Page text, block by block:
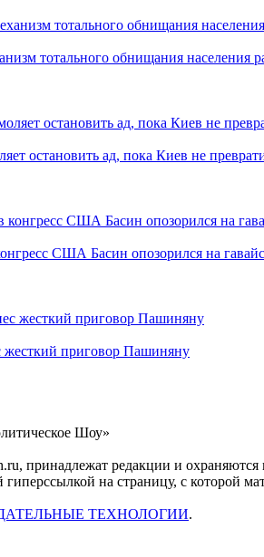
тотального обнищания населения
остановить ад, пока Киев не
США Басин опозорился на
жесткий приговор Пашиняну
Шоу»
принадлежат редакции и
на страницу, с которой
ТЕХНОЛОГИИ.